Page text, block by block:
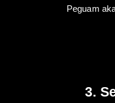
Peguam
3.